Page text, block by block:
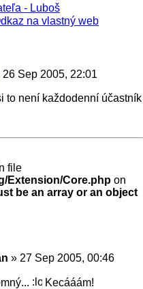
- Luboš
na vlastný web
26 Sep 2005, 22:01
to není každodenní účastník
file
Extension/Core.php on
be an array or an object
» 27 Sep 2005, 00:46
Kecááám!